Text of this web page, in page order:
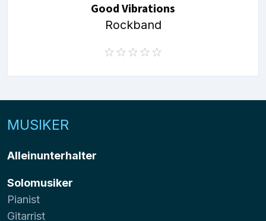
Good Vibrations
Rockband
MUSIKER
Alleinunterhalter
Solomusiker
Pianist
Gitarrist